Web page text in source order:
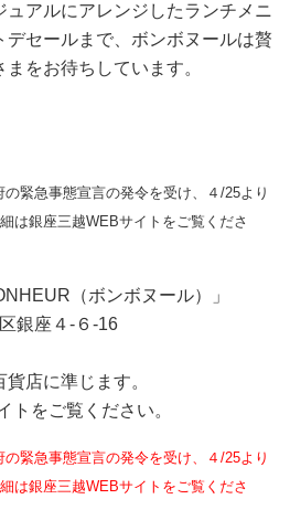
アルにアレンジしたランチメニ
デセールまで、ボンボヌールは贅
をお待ちしています。
緊急事態宣言の発令を受け、４/25より
は銀座三越WEBサイトをご覧くださ
（ボンボヌール）」
銀座４-６-16
店に準じます。
トをご覧ください。
緊急事態宣言の発令を受け、４/25より
は銀座三越WEBサイトをご覧くださ